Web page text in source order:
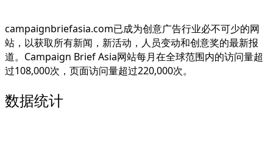
campaignbriefasia.com已成为创意广告行业必不可少的网
站，以获取所有新闻，新活动，人员变动和创意奖的最新报
道。 Campaign Brief Asia网站每月在全球范围内的访问量超
过108,000次，页面访问量超过220,000次。
数据统计